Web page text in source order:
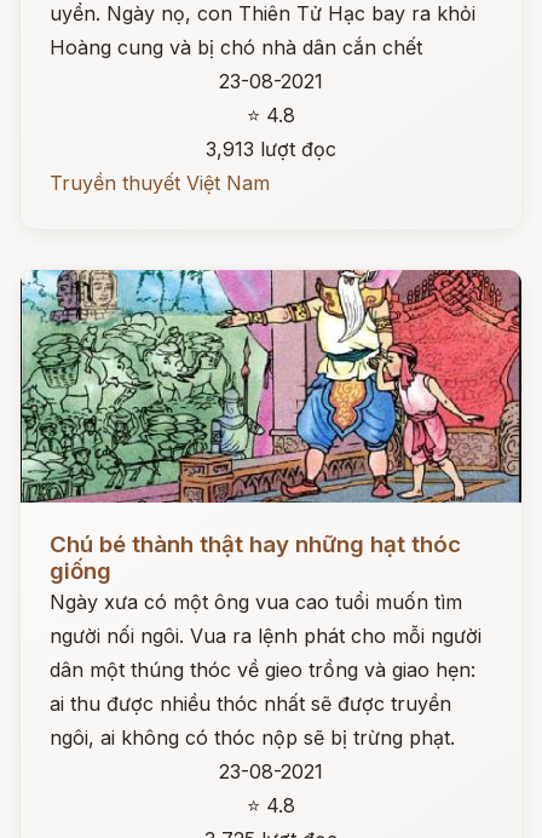
uyển. Ngày nọ, con Thiên Tử Hạc bay ra khỏi
Hoàng cung và bị chó nhà dân cắn chết
23-08-2021
⭐ 4.8
3,913 lượt đọc
Truyền thuyết Việt Nam
Chú bé thành thật hay những hạt thóc
giống
Ngày xưa có một ông vua cao tuổi muốn tìm
người nối ngôi. Vua ra lệnh phát cho mỗi người
dân một thúng thóc về gieo trồng và giao hẹn:
ai thu được nhiều thóc nhất sẽ được truyền
ngôi, ai không có thóc nộp sẽ bị trừng phạt.
23-08-2021
⭐ 4.8